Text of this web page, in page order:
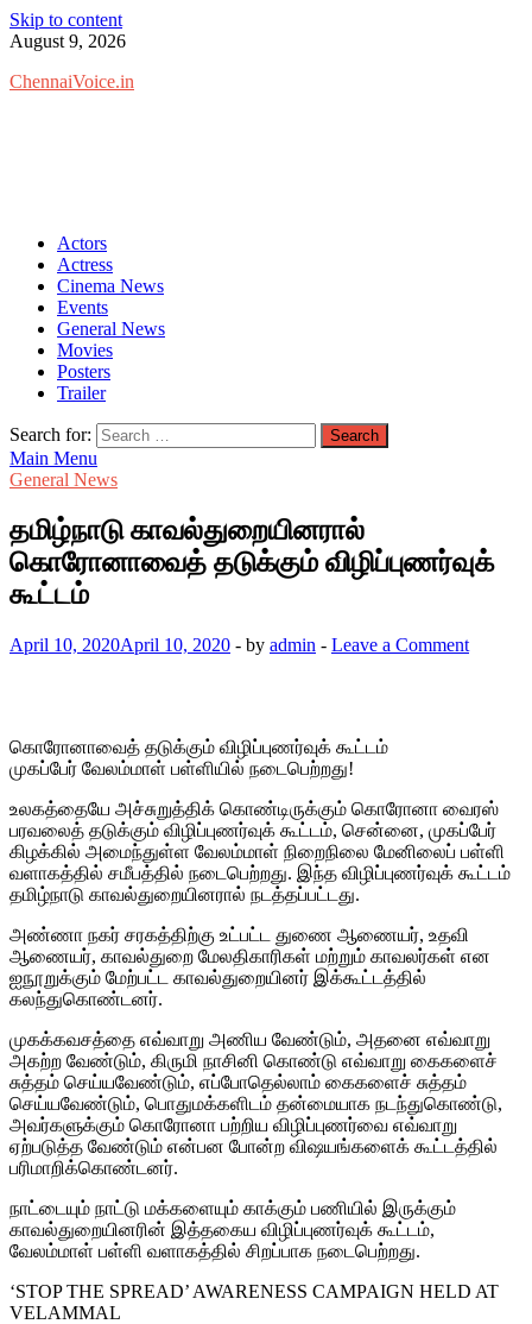
Skip to content
August 9, 2026
ChennaiVoice.in
Actors
Actress
Cinema News
Events
General News
Movies
Posters
Trailer
Search for:
Main Menu
General News
தமிழ்நாடு காவல்துறையினரால்
கொரோனாவைத் தடுக்கும் விழிப்புணர்வுக்
கூட்டம்
April 10, 2020April 10, 2020 - by admin - Leave a Comment
கொரோனாவைத் தடுக்கும் விழிப்புணர்வுக் கூட்டம்
முகப்பேர் வேலம்மாள் பள்ளியில் நடைபெற்றது!
உலகத்தையே அச்சுறுத்திக் கொண்டிருக்கும் கொரோனா வைரஸ்
பரவலைத் தடுக்கும் விழிப்புணர்வுக் கூட்டம், சென்னை, முகப்பேர்
கிழக்கில் அமைந்துள்ள வேலம்மாள் நிறைநிலை மேனிலைப் பள்ளி
வளாகத்தில் சமீபத்தில் நடைபெற்றது. இந்த விழிப்புணர்வுக் கூட்டம்
தமிழ்நாடு காவல்துறையினரால் நடத்தப்பட்டது.
அண்ணா நகர் சரகத்திற்கு உட்பட்ட துணை ஆணையர், உதவி
ஆணையர், காவல்துறை மேலதிகாரிகள் மற்றும் காவலர்கள் என
ஐநூறுக்கும் மேற்பட்ட காவல்துறையினர் இக்கூட்டத்தில்
கலந்துகொண்டனர்.
முகக்கவசத்தை எவ்வாறு அணிய வேண்டும், அதனை எவ்வாறு
அகற்ற வேண்டும், கிருமி நாசினி கொண்டு எவ்வாறு கைகளைச்
சுத்தம் செய்யவேண்டும், எப்போதெல்லாம் கைகளைச் சுத்தம்
செய்யவேண்டும், பொதுமக்களிடம் தன்மையாக நடந்துகொண்டு,
அவர்களுக்கும் கொரோனா பற்றிய விழிப்புணர்வை எவ்வாறு
ஏற்படுத்த வேண்டும் என்பன போன்ற விஷயங்களைக் கூட்டத்தில்
பரிமாறிக்கொண்டனர்.
நாட்டையும் நாட்டு மக்களையும் காக்கும் பணியில் இருக்கும்
காவல்துறையினரின் இத்தகைய விழிப்புணர்வுக் கூட்டம்,
வேலம்மாள் பள்ளி வளாகத்தில் சிறப்பாக நடைபெற்றது.
‘STOP THE SPREAD’ AWARENESS CAMPAIGN HELD AT
VELAMMAL